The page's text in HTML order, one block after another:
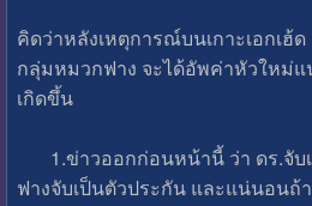
คิดว่าหลังเหตุการณ์บนเกาะเอกเ
กลุ่มหมวกฟาง จะได้อัพค่าหัวใหม่
เกิดขึ้น
1.ข่าวออกก่อนหน้านี้ ว่า ดร.จับ
ฟางจับเป็นตัวประกัน และแน่นอนถ้